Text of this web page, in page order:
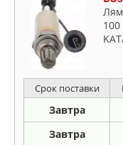
Срок поставки
Завтра
Завтра